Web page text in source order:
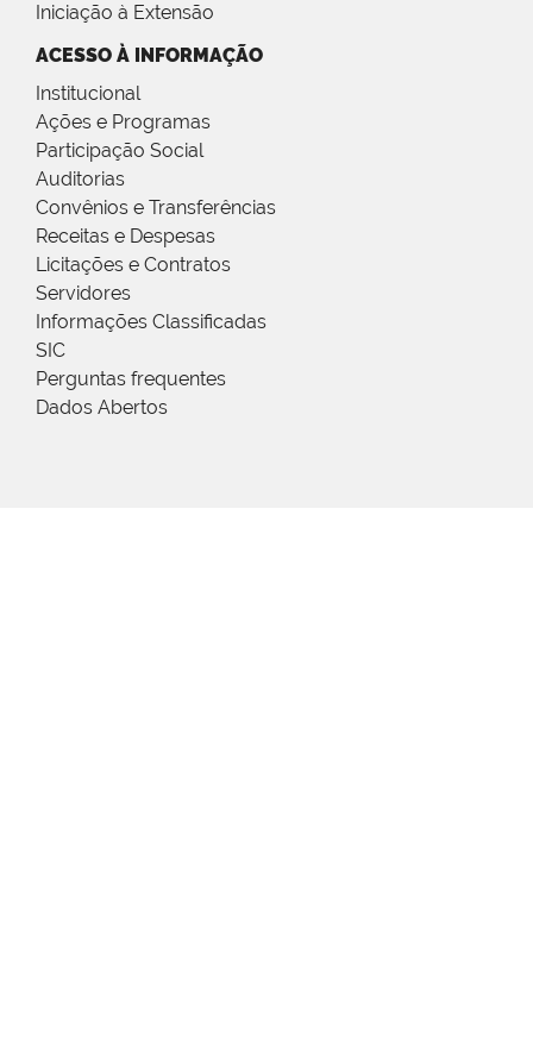
Iniciação à Extensão
ACESSO À INFORMAÇÃO
Institucional
Ações e Programas
Participação Social
Auditorias
Convênios e Transferências
Receitas e Despesas
Licitações e Contratos
Servidores
Informações Classificadas
SIC
Perguntas frequentes
Dados Abertos